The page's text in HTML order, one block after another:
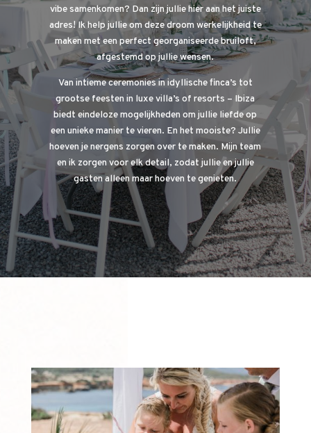
vibe samenkomen? Dan zijn jullie hier aan het juiste
adres! Ik help jullie om deze droom werkelijkheid te
maken met een perfect georganiseerde bruiloft,
afgestemd op jullie wensen.
Van intieme ceremonies in idyllische finca’s tot
grootse feesten in luxe villa’s of resorts – Ibiza
biedt eindeloze mogelijkheden om jullie liefde op
een unieke manier te vieren. En het mooiste? Jullie
hoeven je nergens zorgen over te maken. Mijn team
en ik zorgen voor elk detail, zodat jullie en jullie
gasten alleen maar hoeven te genieten.